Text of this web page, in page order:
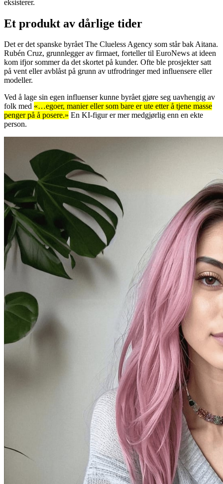
eksisterer.
Et produkt av dårlige tider
Det er det spanske byrået The Clueless Agency som står bak Aitana.
Rubén Cruz, grunnlegger av firmaet, forteller til EuroNews at ideen
kom ifjor sommer da det skortet på kunder. Ofte ble prosjekter satt
på vent eller avblåst på grunn av utfrodringer med influensere eller
modeller.
Ved å lage sin egen influenser kunne byrået gjøre seg uavhengig av
folk med «…egoer, manier eller som bare er ute etter å tjene masse
penger på å posere.» En KI-figur er mer medgjørlig enn en ekte
person.